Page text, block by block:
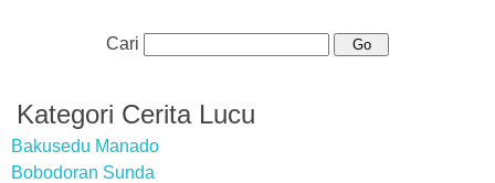
Cari
Kategori Cerita Lucu
Bakusedu Manado
Bobodoran Sunda